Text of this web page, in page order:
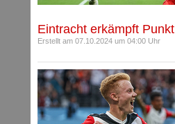
Eintracht erkämpft Punkt
Erstellt am 07.10.2024 um 04:00 Uhr